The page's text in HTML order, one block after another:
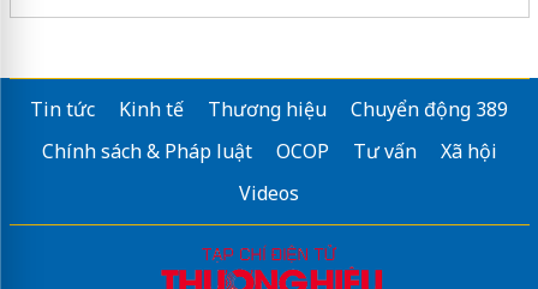
Tin tức Kinh tế Thương hiệu
Chuyển động 389
Chính sách & Pháp luật
OCOP Tư vấn
Xã hội
Videos